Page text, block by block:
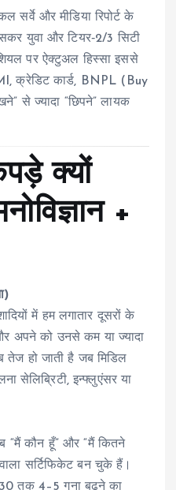
सर्वे और मीडिया रिपोर्ट के
युवा और टियर‑2/3 सिटी
पर ऐक्टुअल हिस्सा इससे
क्रेडिट कार्ड, BNPL (Buy
से ज्यादा “छिपने” लायक
क्यों
+
में हम लगातार दूसरों के
अपने को उनसे कम या ज्यादा
हो जाती है जब मिडिल
सेलिब्रिटी, इन्फ्लुएंसर या
“मैं कौन हूँ” और “मैं कितने
सर्टिफिकेट बन चुके हैं।
तक 4–5 गुना बढ़ने का